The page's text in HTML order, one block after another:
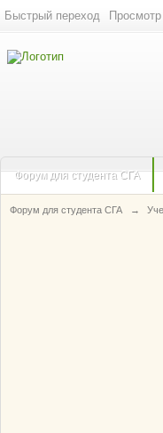
Быстрый переход
Форум для студента СГА
Форум для студента СГА →